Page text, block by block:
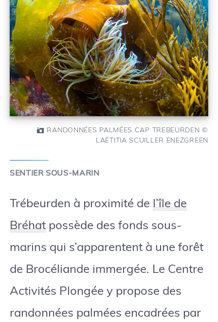
RANDONNÉES PALMÉES CAP TREBEURDEN ©
LAËTITIA SCUILLER ENEZGREEN
SENTIER SOUS-MARIN
Trébeurden à proximité de l’île de
Bréhat possède des fonds sous-
marins qui s’apparentent à une forêt
de Brocéliande immergée. Le Centre
Activités Plongée y propose des
randonnées palmées encadrées par